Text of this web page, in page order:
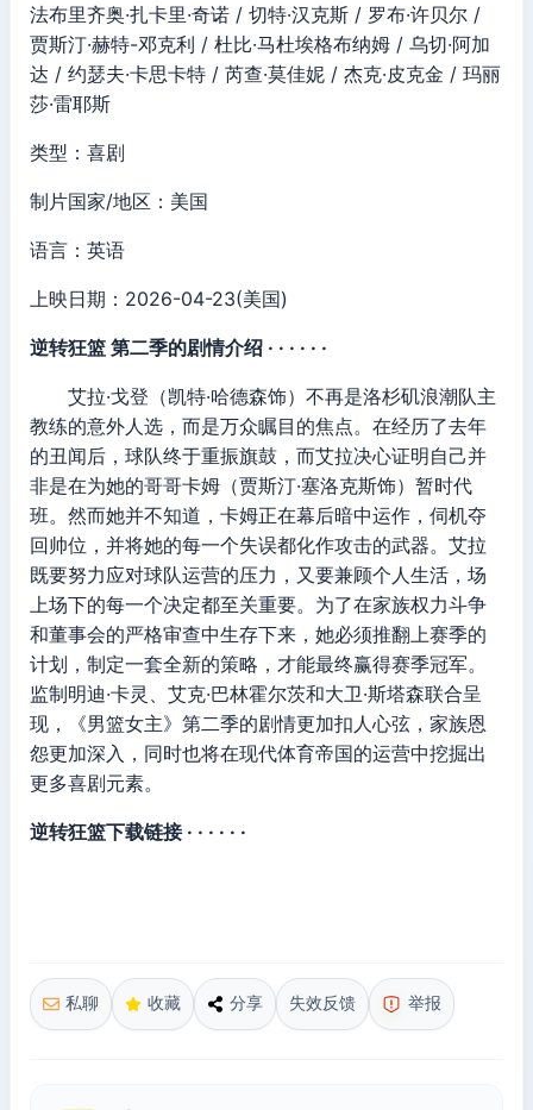
法布里齐奥·扎卡里·奇诺 / 切特·汉克斯 / 罗布·许贝尔 /
贾斯汀·赫特-邓克利 / 杜比·马杜埃格布纳姆 / 乌切·阿加
达 / 约瑟夫·卡思卡特 / 芮查·莫佳妮 / 杰克·皮克金 / 玛丽
莎·雷耶斯
类型：喜剧
制片国家/地区：美国
语言：英语
上映日期：2026-04-23(美国)
逆转狂篮 第二季的剧情介绍 · · · · · ·
艾拉·戈登（凯特·哈德森饰）不再是洛杉矶浪潮队主
教练的意外人选，而是万众瞩目的焦点。在经历了去年
的丑闻后，球队终于重振旗鼓，而艾拉决心证明自己并
非是在为她的哥哥卡姆（贾斯汀·塞洛克斯饰）暂时代
班。然而她并不知道，卡姆正在幕后暗中运作，伺机夺
回帅位，并将她的每一个失误都化作攻击的武器。艾拉
既要努力应对球队运营的压力，又要兼顾个人生活，场
上场下的每一个决定都至关重要。为了在家族权力斗争
和董事会的严格审查中生存下来，她必须推翻上赛季的
计划，制定一套全新的策略，才能最终赢得赛季冠军。
监制明迪·卡灵、艾克·巴林霍尔茨和大卫·斯塔森联合呈
现，《男篮女主》第二季的剧情更加扣人心弦，家族恩
怨更加深入，同时也将在现代体育帝国的运营中挖掘出
更多喜剧元素。
逆转狂篮下载链接 · · · · · ·
私聊 收藏 分享 失效反馈 举报